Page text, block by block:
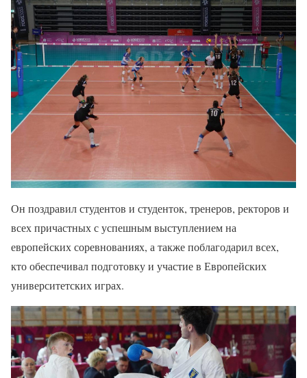
Он поздравил студентов и студенток, тренеров, ректоров и
всех причастных с успешным выступлением на
европейских соревнованиях, а также поблагодарил всех,
кто обеспечивал подготовку и участие в Европейских
университетских играх.